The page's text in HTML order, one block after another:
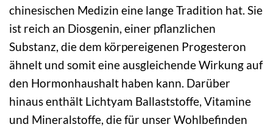
chinesischen Medizin eine lange Tradition hat. Sie
ist reich an Diosgenin, einer pflanzlichen
Substanz, die dem körpereigenen Progesteron
ähnelt und somit eine ausgleichende Wirkung auf
den Hormonhaushalt haben kann. Darüber
hinaus enthält Lichtyam Ballaststoffe, Vitamine
und Mineralstoffe, die für unser Wohlbefinden